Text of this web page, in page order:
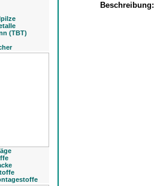
(TBT)
Beschreibung: